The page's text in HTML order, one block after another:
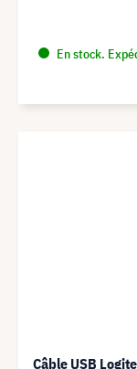
En stock.
Câble USB